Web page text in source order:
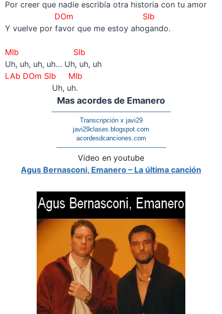
Por creer que nadie escribía otra historia con tu amor
DOm SIb
Y vuelve por favor que me estoy ahogando.
MIb SIb
Uh, uh, uh, uh… Uh, uh, uh
LAb DOm SIb MIb
Uh, uh.
Mas acordes de Emanero
——————————————————–
Transcripción x javi29
javi29clases.blogspot.com
acordesdcanciones.com
—————————————————
Video en youtube
Agus Bernasconi, Emanero – La última canción